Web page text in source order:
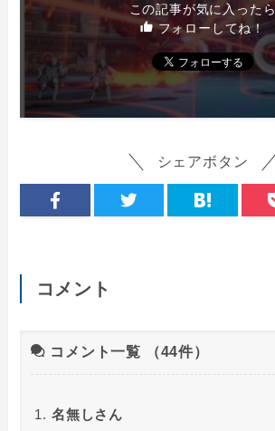
この記事が気に入ったら
フォローしてね！
シェアボタン
コメント
コメント一覧 （44件）
名無しさん